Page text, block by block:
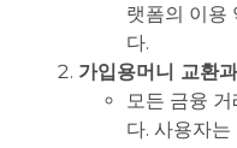
랫폼의 이용
다.
가입용머니 교환
모든 금융
다. 사용자